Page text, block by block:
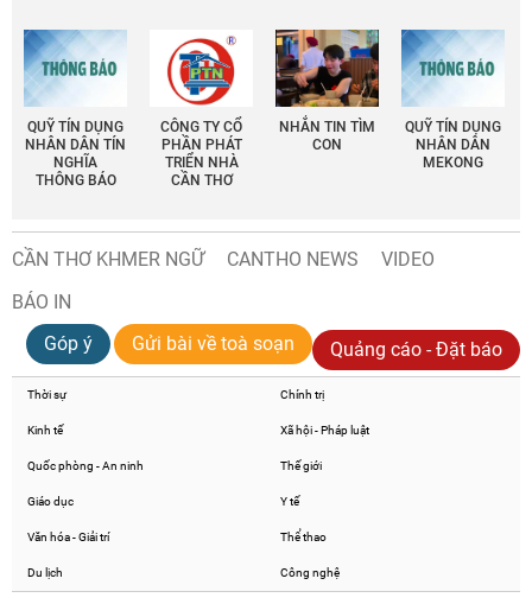
QUỸ TÍN DỤNG
NHÂN DÂN TÍN
NGHĨA
THÔNG BÁO
CÔNG TY CỔ
PHẦN PHÁT
TRIỂN NHÀ
CẦN THƠ
NHẮN TIN TÌM
CON
QUỸ TÍN DỤNG
NHÂN DÂN
MEKONG
CẦN THƠ KHMER NGỮ CANTHO NEWS
VIDEO
BÁO IN
Góp ý
Gửi bài về toà soạn Quảng cáo - Đặt báo
Thời sự Chính trị
Kinh tế Xã hội - Pháp luật
Quốc phòng - An ninh Thế giới
Giáo dục Y tế
Văn hóa - Giải trí Thể thao
Du lịch Công nghệ